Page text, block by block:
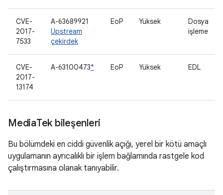
CVE-
2017-
7533
A-63689921
Upstream
çekirdek
EoP Yüksek
Dosya
işleme
CVE-
2017-
13174
A-63100473* EoP Yüksek EDL
MediaTek bileşenleri
Bu bölümdeki en ciddi güvenlik açığı, yerel bir kötü amaçlı
uygulamanın ayrıcalıklı bir işlem bağlamında rastgele kod
çalıştırmasına olanak tanıyabilir.